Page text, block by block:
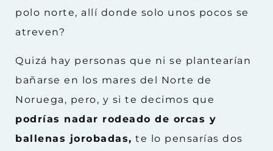
polo norte, allí donde solo unos pocos se
atreven?
Quizá hay personas que ni se plantearían
bañarse en los mares del Norte de
Noruega, pero, y si te decimos que
podrías nadar rodeado de orcas y
ballenas jorobadas, te lo pensarías dos